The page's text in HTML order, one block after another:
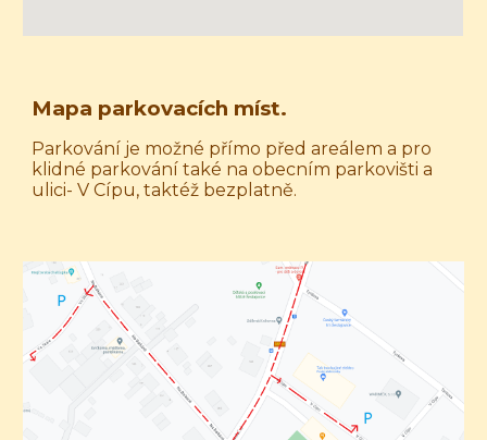
Mapa parkovacích míst.
Parkování je možné přímo před areálem a pro
klidné parkování také na obecním parkovišti a
ulici- V Cípu, taktéž bezplatně.